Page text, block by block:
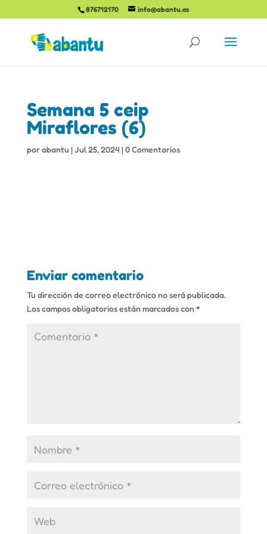
876712170 info@abantu.es
Semana 5 ceip
Miraflores (6)
porabantu |Jul 25, 2024 |0 Comentarios
Enviar comentario
Tu dirección de correo electrónico no será publicada.
Los campos obligatorios están marcados con*